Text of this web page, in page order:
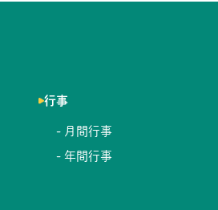
行事
- 月間行事
- 年間行事